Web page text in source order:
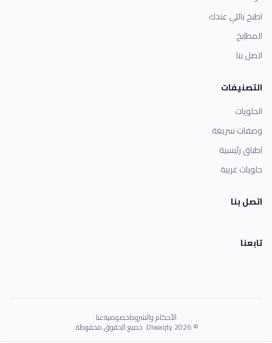
اطبخ باللي عندك
المطابخ
اتصل بنا
التصنيفات
الحلويات
وصفات سريعة
اطباق رئيسية
حلويات غربية
اتصل بنا
تابعنا
الأحكام والشروطخصوصيةعنا
© 2026 Dlwaqty. جميع الحقوق محفوظة.